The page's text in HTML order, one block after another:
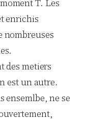
T. Les
enrichis
nombreuses
des metiers
est un autre.
ensemlbe, ne se